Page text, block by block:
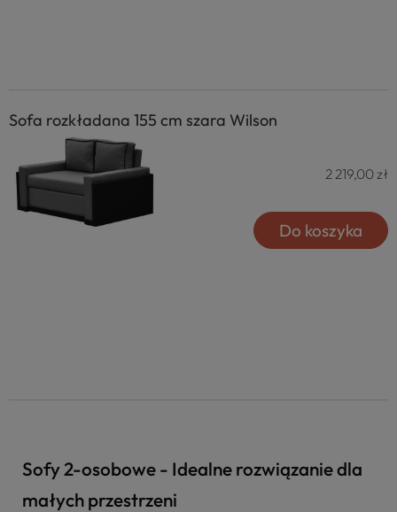
Sofa rozkładana 155 cm szara Wilson
2 219,00 zł
Do koszyka
Sofy 2-osobowe - Idealne rozwiązanie dla
małych przestrzeni